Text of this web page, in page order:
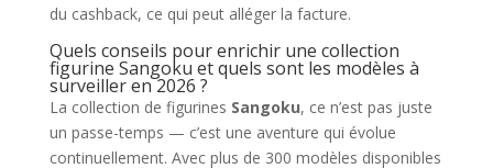
du cashback, ce qui peut alléger la facture.
Quels conseils pour enrichir une collection
figurine Sangoku et quels sont les modèles à
surveiller en 2026 ?
La collection de figurines Sangoku, ce n’est pas juste
un passe-temps — c’est une aventure qui évolue
continuellement. Avec plus de 300 modèles disponibles